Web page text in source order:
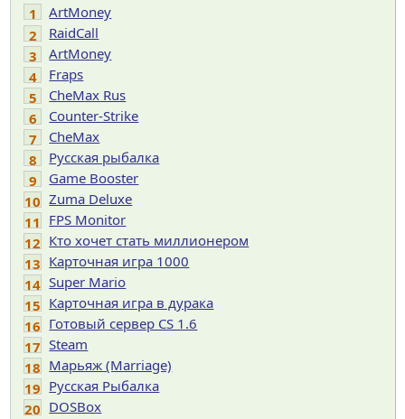
1
ArtMoney
2
RaidCall
3
ArtMoney
4
Fraps
5
CheMax Rus
6
Counter-Strike
7
CheMax
8
Русская рыбалка
9
Game Booster
10 Zuma Deluxe
11 FPS Monitor
12 Кто хочет стать миллионером
13 Карточная игра 1000
14 Super Mario
15 Карточная игра в дурака
16 Готовый сервер CS 1.6
17 Steam
18 Марьяж (Marriage)
19 Русская Рыбалка
20 DOSBox